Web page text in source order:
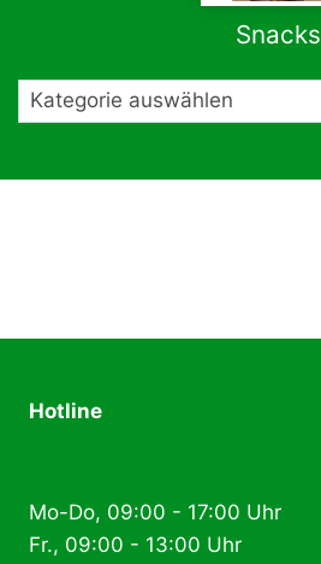
Snacks
Kategorie
auswählen
Hotline
Mo-Do, 09:00 - 17:00 Uhr
Fr., 09:00 - 13:00 Uhr